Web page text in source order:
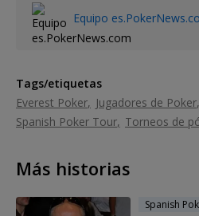
Equipo
Tags/etiquetas
Everest Poker
Jugadores de Poker
Spanish Poker Tour Torneos de
Más historias
Spanish